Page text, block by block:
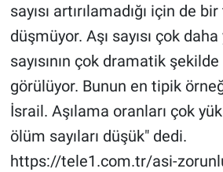
sayısı artırılamadığı için de
düşmüyor. Aşı sayısı çok
sayısının çok dramatik
görülüyor. Bunun en tipik
İsrail. Aşılama oranları çok
ölüm sayıları düşük" dedi.
https://tele1.com.tr/asi-
Kültür Sanat
Ne demişti
Nedir
Popüler